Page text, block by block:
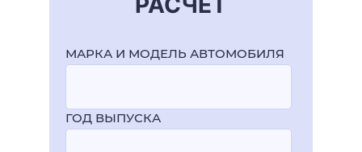
МАРКА И МОДЕЛЬ АВТОМОБИЛЯ
ГОД ВЫПУСКА